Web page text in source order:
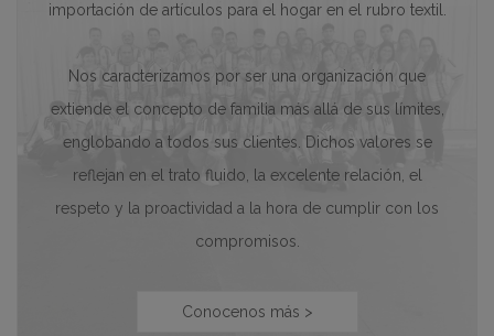
importación de artículos para el hogar en el rubro textil.
Nos caracterizamos por ser una organización que
extiende el concepto de familia más allá de sus límites,
englobando a todos sus clientes. Dichos valores se
reflejan en el trato fluido, la excelente relación, el
respeto y la proactividad a la hora de cumplir con los
compromisos.
Conocenos más >